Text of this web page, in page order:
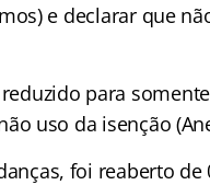
e declarar que
para
uso da isenção
foi reaberto de